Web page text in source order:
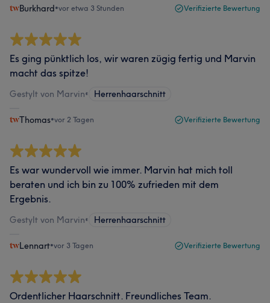
Burkhard•vor etwa 3 Stunden Verifizierte Bewertung
Es ging pünktlich los, wir waren zügig fertig und Marvin
macht das spitze!
Gestylt von Marvin• Herrenhaarschnitt
Thomas•vor 2 Tagen Verifizierte Bewertung
Es war wundervoll wie immer. Marvin hat mich toll
beraten und ich bin zu 100% zufrieden mit dem
Ergebnis.
Gestylt von Marvin• Herrenhaarschnitt
Lennart•vor 3 Tagen Verifizierte Bewertung
Ordentlicher Haarschnitt. Freundliches Team.